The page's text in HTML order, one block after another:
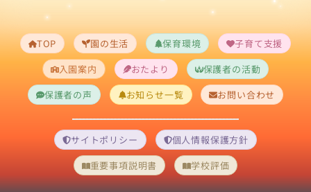
TOP 園の生活 保育環境
子育て支援
入園案内
おたより
保護者の活動
保護者の声
お知らせ一覧 お問い合わせ
サイトポリシー
個人情報保護方針
重要事項説明書
学校評価